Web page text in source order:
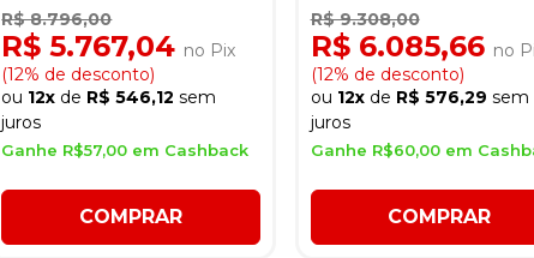
R$ 8.796,00
R$ 5.767,04 no Pix
(12% de desconto)
ou 12x de R$ 546,12 sem
juros
Ganhe R$57,00 em Cashback
COMPRAR
R$ 9.308,00
R$ 6.085,66 no
(12% de desconto)
ou 12xde R$ 576,29 sem
juros
Ganhe R$60,00 em
COMPRAR